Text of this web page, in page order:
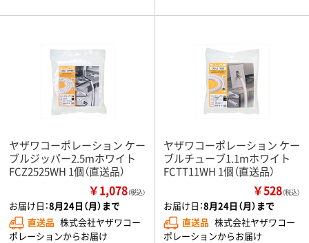
ヤザワコーポレーション ケー
ブルジッパー2.5mホワイト
FCZ2525WH 1個（直送品）
￥1,078（税込）
お届け日：8月24日（月）まで
直送品 株式会社ヤザワコー
ポレーションからお届け
ヤザワコーポレーション ケー
ブルチューブ1.1mホワイト
FCTT11WH 1個（直送品）
￥528（税込）
お届け日：8月24日（月）まで
直送品 株式会社ヤザワコー
ポレーションからお届け